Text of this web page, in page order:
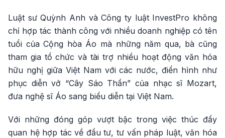
Luật sư Quỳnh Anh và Công ty luật InvestPro không
chỉ hợp tác thành công với nhiều doanh nghiệp có tên
tuổi của Cộng hòa Áo mà những năm qua, bà cũng
tham gia tổ chức và tài trợ nhiều hoạt động văn hóa
hữu nghị giữa Việt Nam với các nước, điển hình như
phục diễn vở “Cây Sáo Thần” của nhạc sĩ Mozart,
đưa nghệ sĩ Áo sang biểu diễn tại Việt Nam.
Với những đóng góp vượt bậc trong việc thúc đẩy
quan hệ hợp tác về đầu tư, tư vấn pháp luật, văn hóa